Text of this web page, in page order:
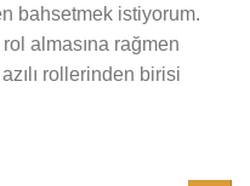
bahsetmek istiyorum.
almasına rağmen
rollerinden birisi